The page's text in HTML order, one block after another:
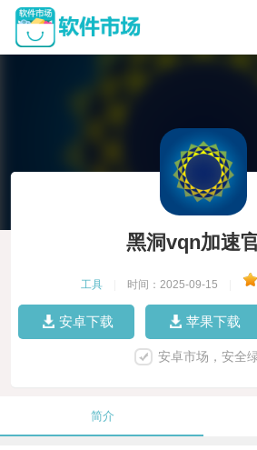
黑洞vqn加速
工具 时间：2025-09-15
安卓下载 苹果下载
安卓市场，安全
简介